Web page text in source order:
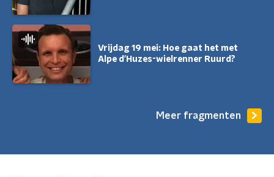
Vrijdag 19 mei: Hoe gaat het met
Alpe d'Huzes-wielrenner Ruurd?
Meer fragmenten